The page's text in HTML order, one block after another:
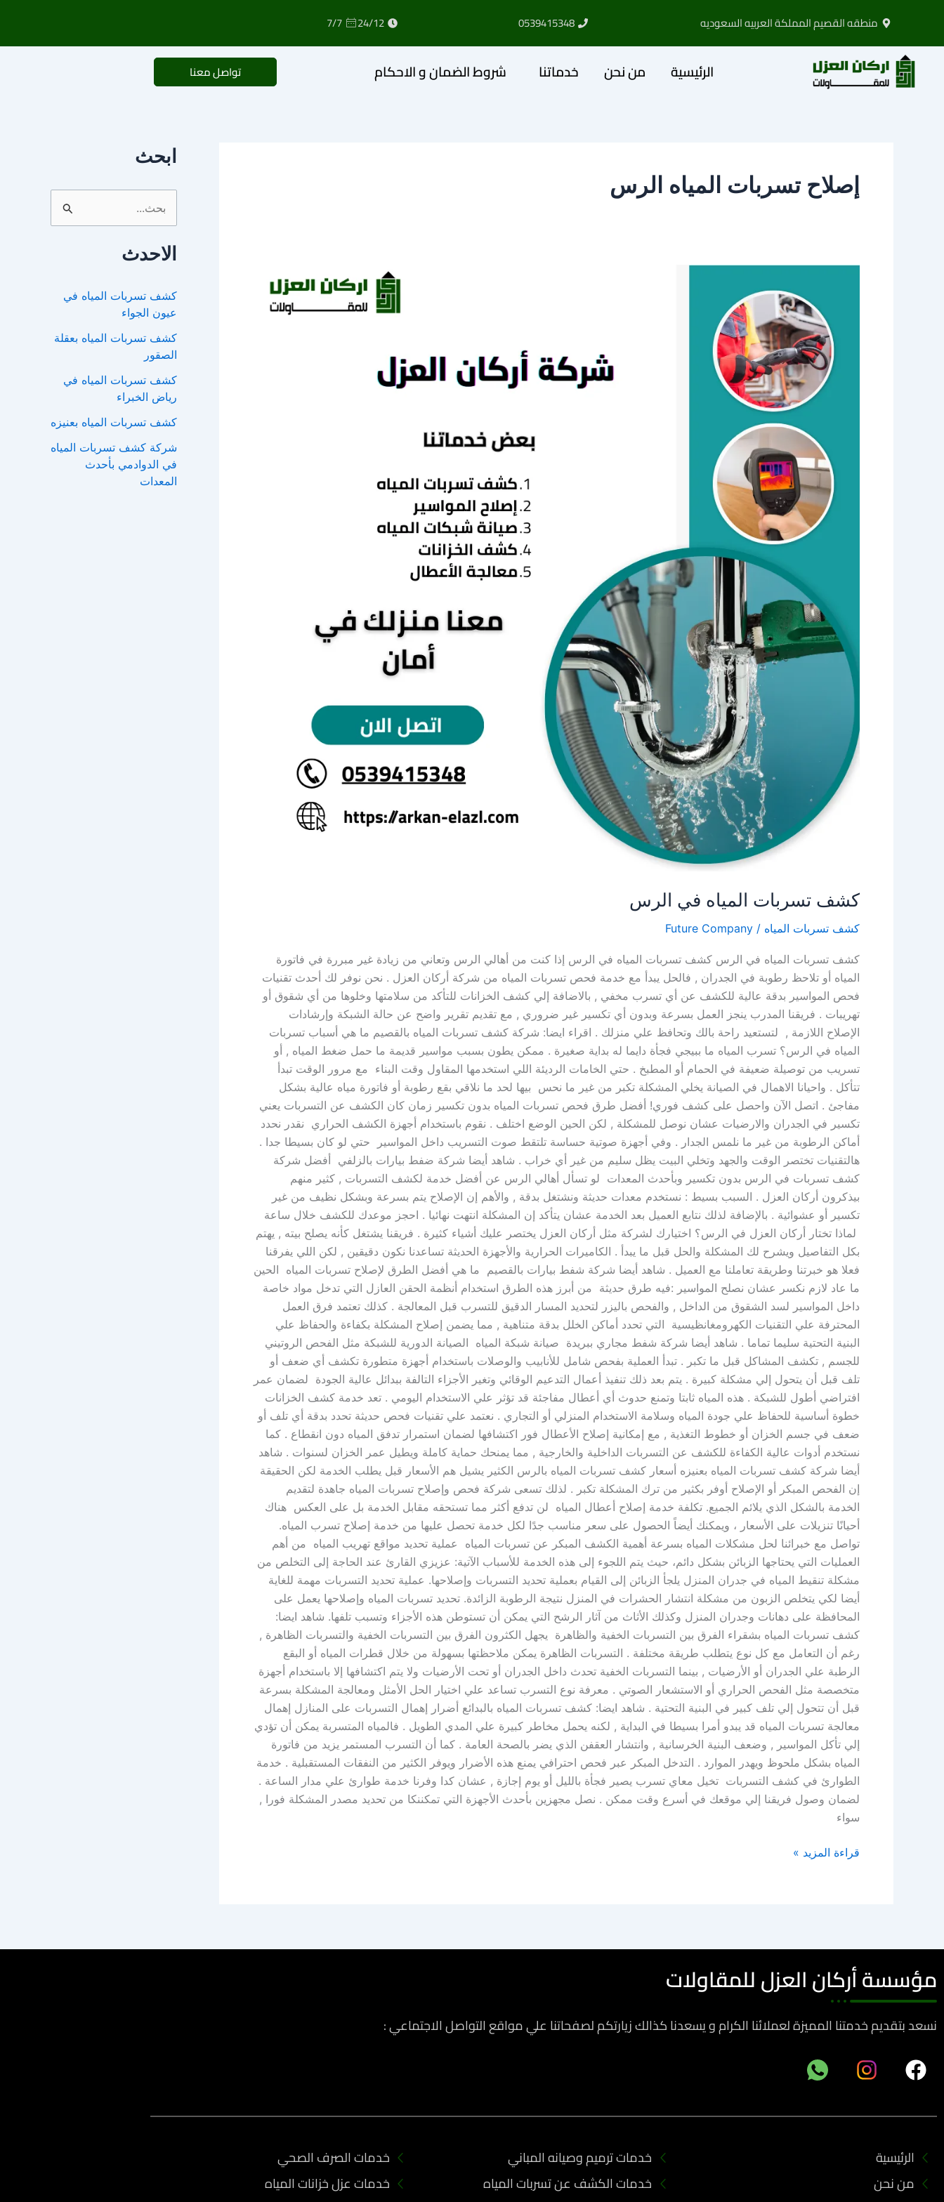
المحتوى
منطقه القصيم المملكة العربيه السعوديه 0539415348
24/12
7/7
الرئيسية من نحن خدماتنا شروط الضمان و الاحكام تواصل معنا
إصلاح تسربات المياه الرس
كشف تسربات المياه في الرس
كشف تسربات المياه /
Future Company
كشف تسربات المياه في الرس كشف تسربات المياه في الرس إذا كنت من أهالي الرس وتعاني من زيادة غير مبررة في فاتورة
المياه أو تلاحظ رطوبة في الجدران , فالحل يبدأ مع خدمة فحص تسربات المياه من شركة أركان العزل . نحن نوفر لك أحدث تقنيات
فحص المواسير بدقة عالية للكشف عن أي تسرب مخفي , بالاضافة إلي كشف الخزانات للتأكد من سلامتها وخلوها من أي شقوق أو
تهريبات . فريقنا المدرب ينجز العمل بسرعة وبدون أي تكسير غير ضروري , مع تقديم تقرير واضح عن حالة الشبكة وإرشادات
الإصلاح اللازمة , لتستعيد راحة بالك وتحافظ علي منزلك . اقراء ايضا: شركة كشف تسربات المياه بالقصيم ما هي أسباب تسربات
المياه في الرس؟ تسرب المياه ما ببيجي فجأة دايما له بداية صغيرة . ممكن يطون بسبب مواسير قديمة ما حمل ضغط المياه , أو
تسريب من توصيلة ضعيفة في الحمام أو المطبخ . حتي الخامات الرديئة اللي استخدمها المقاول وقت البناء مع مرور الوقت تبدأ
تتأكل . واحيانا الاهمال في الصيانة يخلي المشكلة تكبر من غير ما نحس بيها لحد ما نلاقي بقع رطوبة أو فاتورة مياه عالية بشكل
مفاجئ . اتصل الآن واحصل على كشف فوري! أفضل طرق فحص تسربات المياه بدون تكسير زمان كان الكشف عن التسربات يعني
تكسير في الجدران والارضيات عشان نوصل للمشكلة , لكن الحين الوضع اختلف . نقوم باستخدام أجهزة الكشف الحراري نقدر نحدد
أماكن الرطوبة من غير ما نلمس الجدار . وفي أجهزة صوتية حساسة تلتقط صوت التسريب داخل المواسير حتي لو كان بسيطا جدا .
هالتقنيات تختصر الوقت والجهد وتخلي البيت يظل سليم من غير أي خراب . شاهد أيضا شركة ضفط بيارات بالزلفي أفضل شركة
كشف تسربات في الرس بدون تكسير وبأحدث المعدات لو تسأل أهالي الرس عن أفضل خدمة لكشف التسربات , كثير منهم
بيذكرون أركان العزل . السبب بسيط : نستخدم معدات حديثة ونشتغل بدقة , والأهم إن الإصلاح يتم بسرعة وبشكل نظيف من غير
تكسير أو عشوائية . بالإضافة لذلك نتابع العميل بعد الخدمة عشان يتأكد إن المشكلة انتهت نهائيا . احجز موعدك للكشف خلال ساعة
لماذا تختار أركان العزل في الرس؟ اختيارك لشركة مثل أركان العزل يختصر عليك أشياء كثيرة . فريقنا يشتغل كأنه يصلح بيته , يهتم
بكل التفاصيل ويشرح لك المشكلة والحل قبل ما يبدأ . الكاميرات الحرارية والأجهزة الحديثة تساعدنا نكون دقيقين , لكن اللي يفرقنا
فعلا هو خبرتنا وطريقة تعاملنا مع العميل . شاهد أيضا شركة شفط بيارات بالقصيم ما هي أفضل الطرق لإصلاح تسربات المياه الحين
ما عاد لازم نكسر عشان نصلح المواسير :فيه طرق حديثة من أبرز هذه الطرق استخدام أنظمة الحقن العازل التي تدخل مواد خاصة
داخل المواسير لسد الشقوق من الداخل , والفحص باليزر لتحديد المسار الدقيق للتسرب قبل المعالجة . كذلك تعتمد فرق العمل
المحترفة علي التقنيات الكهرومغانظيسية التي تحدد أماكن الخلل بدقة متناهية , مما يضمن إصلاح المشكلة بكفاءة والحفاظ علي
البنية التحتية سليما تماما . شاهد أيضا شركة شفط مجاري ببريدة صيانة شبكة المياه الصيانة الدورية للشبكة مثل الفحص الروتيني
للجسم , تكشف المشاكل قبل ما تكبر . تبدأ العملية بفحص شامل للأنابيب والوصلات باستخدام أجهزة متطورة تكشف أي ضعف أو
تلف قبل أن يتحول إلي مشكلة كبيرة . يتم بعد ذلك تنفيذ أعمال التدعيم الوقائي وتغير الأجزاء التالفة ببدائل عالية الجودة لضمان عمر
افتراضي أطول للشبكة . هذه المياه ثابتا وتمنع حدوث أي أعطال مفاجئة قد تؤثر علي الاستخدام اليومي . تعد خدمة كشف الخزانات
خطوة أساسية للحفاظ علي جودة المياه وسلامة الاستخدام المنزلي أو التجاري . نعتمد علي تقنيات فحص حديثة تحدد بدقة أي تلف أو
ضعف في جسم الخزان أو خطوط التغذية , مع إمكانية إصلاح الأعطال فور اكتشافها لضمان استمرار تدفق المياه دون انقطاع . كما
نستخدم أدوات عالية الكفاءة للكشف عن التسربات الداخلية والخارجية , مما يمنحك حماية كاملة ويطيل عمر الخزان لسنوات . شاهد
أيضا شركة كشف تسربات المياه بعنيزه أسعار كشف تسربات المياه بالرس الكثير يشيل هم الأسعار قبل يطلب الخدمة لكن الحقيقة
إن الفحص المبكر أو الإصلاح أوفر بكثير من ترك المشكلة تكبر . لذلك تسعى شركة فحص وإصلاح تسربات المياه جاهدة لتقديم
الخدمة بالشكل الذي يلائم الجميع. تكلفة خدمة إصلاح أعطال المياه لن تدفع أكثر مما تستحقه مقابل الخدمة بل على العكس هناك
أحيانًا تنزيلات على الأسعار ، ويمكنك أيضاً الحصول على سعر مناسب جدًا لكل خدمة تحصل عليها من خدمة إصلاح تسرب المياه.
تواصل مع خبرائنا لحل مشكلات المياه بسرعة أهمية الكشف المبكر عن تسربات المياه عملية تحديد مواقع تهريب المياه من أهم
العمليات التي يحتاجها الزبائن بشكل دائم، حيث يتم اللجوء إلى هذه الخدمة للأسباب الآتية: عزيزي القارئ عند الحاجة إلى التخلص من
مشكلة تنقيط المياه في جدران المنزل يلجأ الزبائن إلى القيام بعملية تحديد التسربات وإصلاحها. عملية تحديد التسربات مهمة للغاية
أيضا لكي يتخلص الزبون من مشكلة انتشار الحشرات في المنزل نتيجة الرطوبة الزائدة. تحديد تسربات المياه وإصلاحها يعمل على
المحافظة على دهانات وجدران المنزل وكذلك الأثاث من آثار الرشح التي يمكن أن تستوطن هذه الأجزاء وتسبب تلفها. شاهد ايضا:
كشف تسربات المياه بشقراء الفرق بين التسربات الخفية والظاهرة يجهل الكثرون الفرق بين التسربات الخفية والتسربات الظاهرة ,
رغم أن التعامل مع كل نوع يتطلب طريقة مختلفة . التسربات الظاهرة يمكن ملاحظتها بسهولة من خلال قطرات المياه أو البقع
الرطبة علي الجدران أو الأرضيات , بينما التسربات الخفية تحدث داخل الجدران أو تحت الأرضيات ولا يتم اكتشافها إلا باستخدام أجهزة
متخصصة مثل الفحص الحراري أو الاستشعار الصوتي . معرفة نوع التسرب تساعد علي اختيار الحل الأمثل ومعالجة المشكلة بسرعة
قبل أن تتحول إلي تلف كبير في البنية التحتية . شاهد ايضا: كشف تسربات المياه بالبدائع أضرار إهمال التسربات على المنازل إهمال
معالجة تسربات المياه قد يبدو أمرا بسيطا في البداية , لكنه يحمل مخاطر كبيرة علي المدي الطويل . فالمياه المتسربة يمكن أن تؤدي
إلي تأكل المواسير , وضعف البنية الخرسانية , وانتشار العقفن الذي يضر بالصحة العامة . كما أن التسرب المستمر يزيد من فاتورة
المياه بشكل ملحوظ ويهدر الموارد . التدخل المبكر عبر فحص احترافي يمنع هذه الأضرار ويوفر الكثير من النفقات المستقبلية . خدمة
الطوارئ في كشف التسربات تخيل معاي تسرب يصير فجأة بالليل أو يوم إجازة , عشان كدا وفرنا خدمة طوارئ علي مدار الساعة .
لضمان وصول فريقنا إلي موقعك في أسرع وقت ممكن . نصل مجهزين بأحدث الأجهزة التي تمكننكا من تحديد مصدر المشكلة فورا ,
سواء
الرس
قراءة المزيد »
ابحث
ث
ن
الاحدث
كشف تسربات المياه في
عيون الجواء
كشف تسربات المياه بعقلة
الصقور
كشف تسربات المياه في
رياض الخبراء
كشف تسربات المياه بعنيزه
شركة كشف تسربات المياه
في الدوادمي بأحدث
المعدات
مؤسسة أركان العزل للمقاولات
نسعد بتقديم خدمتنا المميزة لعملائنا الكرام و يسعدنا كذالك زيارتكم لصفحاتنا علي مواقع التواصل الاجتماعي :
F
a
e
o
o
الرئيسية
من نحن
خدمات ترميم وصيانه المباني
خدمات الكشف عن تسربات المياه
خدمات الصرف الصحي
خدمات عزل خزانات المياه